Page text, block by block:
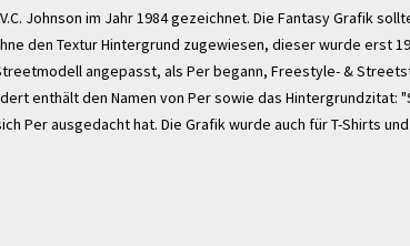
Johnson im Jahr 1984 gezeichnet. Die Fantasy Grafik
den Textur Hintergrund zugewiesen, dieser wurde erst
angepasst, als Per begann, Freestyle- &
enthält den Namen von Per sowie das
Per ausgedacht hat. Die Grafik wurde auch für T-Shirts